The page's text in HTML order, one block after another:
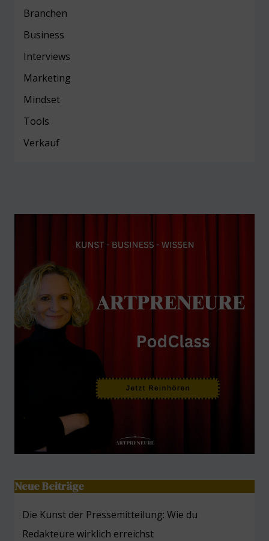
Branchen
Business
Interviews
Marketing
Mindset
Tools
Verkauf
Neue Beiträge
Die Kunst der Pressemitteilung: Wie du
Redakteure wirklich erreichst